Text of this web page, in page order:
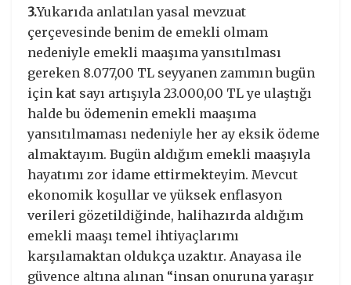
3.Yukarıda anlatılan yasal mevzuat
çerçevesinde benim de emekli olmam
nedeniyle emekli maaşıma yansıtılması
gereken 8.077,00 TL seyyanen zammın bugün
için kat sayı artışıyla 23.000,00 TL ye ulaştığı
halde bu ödemenin emekli maaşıma
yansıtılmaması nedeniyle her ay eksik ödeme
almaktayım. Bugün aldığım emekli maaşıyla
hayatımı zor idame ettirmekteyim. Mevcut
ekonomik koşullar ve yüksek enflasyon
verileri gözetildiğinde, halihazırda aldığım
emekli maaşı temel ihtiyaçlarımı
karşılamaktan oldukça uzaktır. Anayasa ile
güvence altına alınan “insan onuruna yaraşır